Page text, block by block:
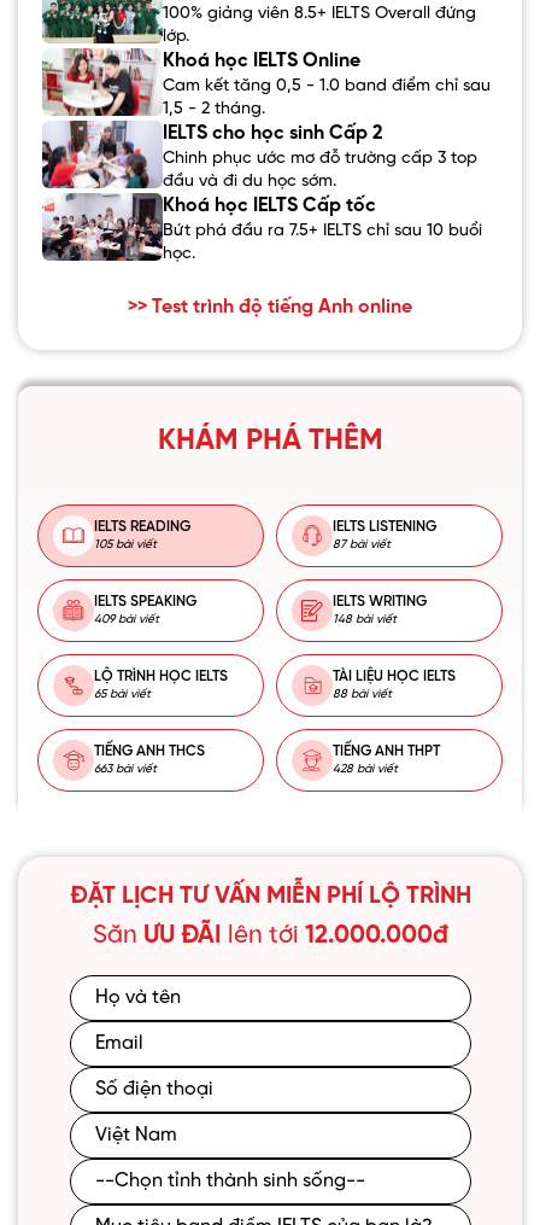
100% giảng viên 8.5+ IELTS Overall đứng
lớp.
Khoá học IELTS Online
Cam kết tăng 0,5 - 1.0 band điểm chỉ sau
1,5 - 2 tháng.
IELTS cho học sinh Cấp 2
Chinh phục ước mơ đỗ trường cấp 3 top
đầu và đi du học sớm.
Khoá học IELTS Cấp tốc
Bứt phá đầu ra 7.5+ IELTS chỉ sau 10 buổi
học.
>> Test trình độ tiếng Anh online
KHÁM PHÁ THÊM
IELTS READING
105 bài viết
IELTS LISTENING
87 bài viết
IELTS SPEAKING
409 bài viết
IELTS WRITING
148 bài viết
LỘ TRÌNH HỌC IELTS
65 bài viết
TÀI LIỆU HỌC IELTS
88 bài viết
TIẾNG ANH THCS
663 bài viết
TIẾNG ANH THPT
428 bài viết
ĐẶT LỊCH TƯ VẤN MIỄN PHÍ LỘ TRÌNH
Săn ƯU ĐÃI lên tới 12.000.000đ